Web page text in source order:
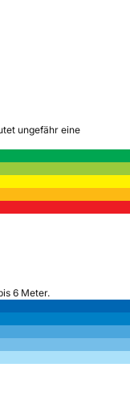
ungefähr eine
6 Meter.